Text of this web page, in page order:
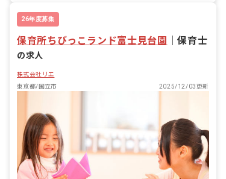
26年度募集
保育所ちびっこランド富士見台園 ｜保育士
の求人
株式会社リエ
東京都/国立市
2025/12/03更新